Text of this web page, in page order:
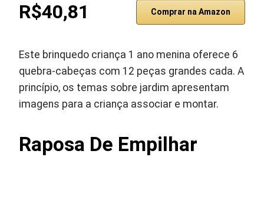
R$40,81 Comprar na Amazon
Este brinquedo criança 1 ano menina oferece 6
quebra-cabeças com 12 peças grandes cada. A
princípio, os temas sobre jardim apresentam
imagens para a criança associar e montar.
Raposa De Empilhar